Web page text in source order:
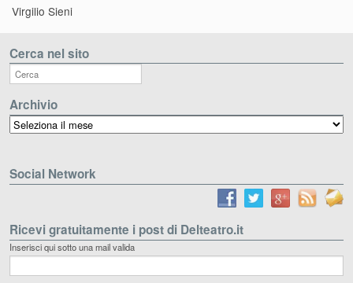
Virgilio Sieni
Cerca nel sito
Archivio
Archivio
Social Network
Ricevi gratuitamente i post di Delteatro.it
Inserisci qui sotto una mail valida